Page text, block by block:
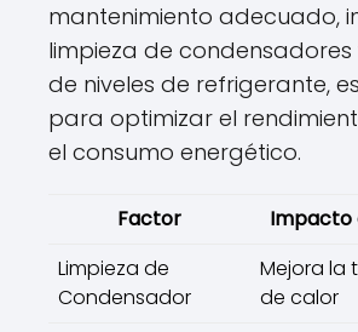
mantenimiento adecuado,
limpieza de condensadores
de niveles de refrigerante,
para optimizar el
el consumo energético.
Factor
Impacto
Limpieza de
Condensador
Mejora la
de calor